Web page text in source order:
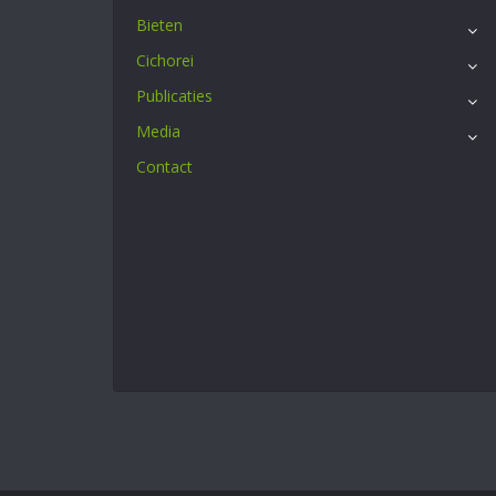
Bieten
Cichorei
Publicaties
Media
Contact